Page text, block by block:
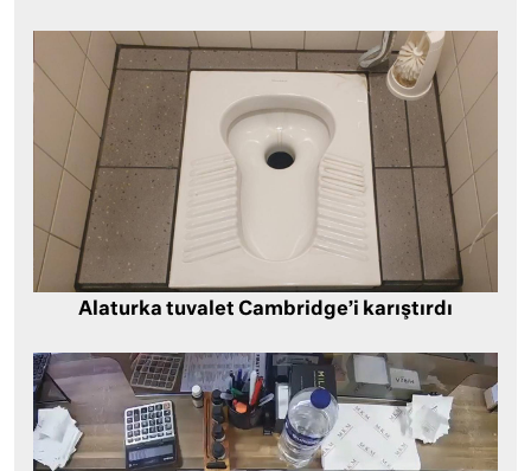
Alaturka tuvalet Cambridge’i karıştırdı